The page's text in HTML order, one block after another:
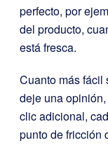
perfecto, por
del producto,
está fresca.
Cuanto más fácil
deje una
clic adicional,
punto de fricción